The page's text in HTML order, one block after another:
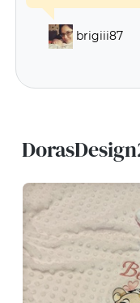
brigiii87